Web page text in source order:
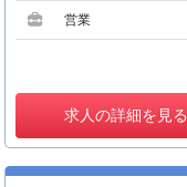
営業
求人の詳細を見る